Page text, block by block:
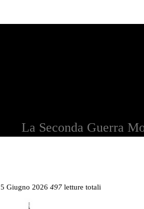
La Seconda Guerra
5 Giugno 2026 497 letture totali